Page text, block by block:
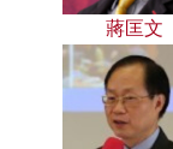
蔣匡文